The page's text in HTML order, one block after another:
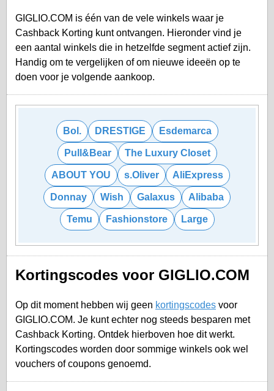
GIGLIO.COM is één van de vele winkels waar je
Cashback Korting kunt ontvangen. Hieronder vind je
een aantal winkels die in hetzelfde segment actief zijn.
Handig om te vergelijken of om nieuwe ideeën op te
doen voor je volgende aankoop.
Bol. DRESTIGE Esdemarca
Pull&Bear The Luxury Closet
ABOUT YOU s.Oliver AliExpress
Donnay Wish Galaxus Alibaba
Temu Fashionstore Large
Kortingscodes voor GIGLIO.COM
Op dit moment hebben wij geen kortingscodes voor
GIGLIO.COM. Je kunt echter nog steeds besparen met
Cashback Korting. Ontdek hierboven hoe dit werkt.
Kortingscodes worden door sommige winkels ook wel
vouchers of coupons genoemd.